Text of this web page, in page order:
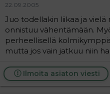
22.09.2005
Juo todellakin liikaa ja vielä
onnistuu vähentämään.
perheellisellä
mutta jos vain jatkuu niin
Ilmoita asiaton viesti